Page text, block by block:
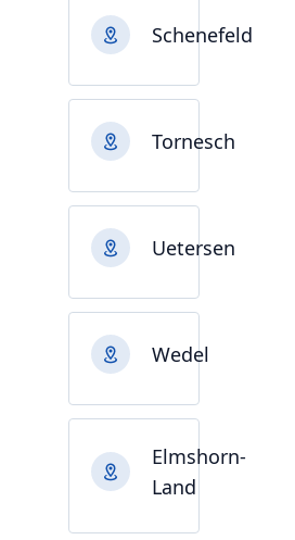
Schenefeld
Tornesch
Uetersen
Wedel
Elmshorn-
Land